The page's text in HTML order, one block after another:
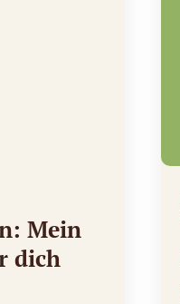
Mein
dich